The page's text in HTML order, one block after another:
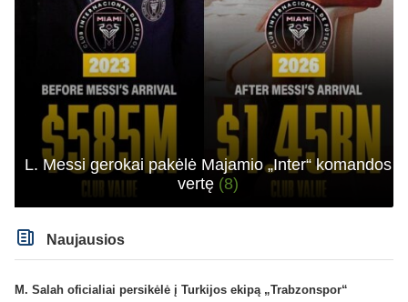
L. Messi gerokai pakėlė Majamio „Inter“ komandos
vertę (8)
Naujausios
M. Salah oficialiai persikėlė į Turkijos ekipą „Trabzonspor“